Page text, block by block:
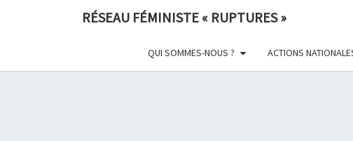
RÉSEAU FÉMINISTE « RUPTURES »
QUI SOMMES-NOUS ? ACTIONS